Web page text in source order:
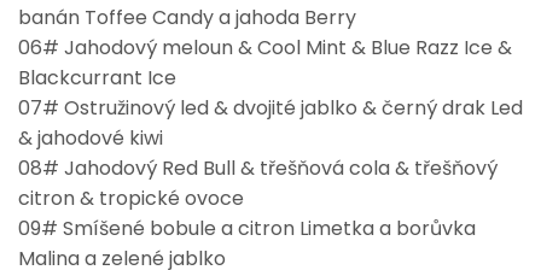
banán Toffee Candy a jahoda Berry
06# Jahodový meloun & Cool Mint & Blue Razz Ice &
Blackcurrant Ice
07# Ostružinový led & dvojité jablko & černý drak Led
& jahodové kiwi
08# Jahodový Red Bull & třešňová cola & třešňový
citron & tropické ovoce
09# Smíšené bobule a citron Limetka a borůvka
Malina a zelené jablko